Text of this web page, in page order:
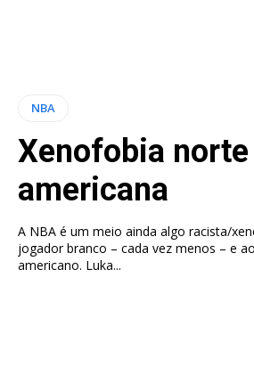
NBA
Xenofobia norte
americana
A NBA é um meio ainda algo racista/
jogador branco – cada vez menos – e
americano. Luka...